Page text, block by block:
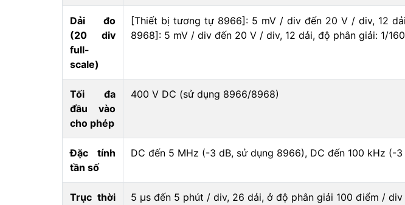
Dải đo
(20 div
full-
scale)
[Thiết bị tương tự 8966]: 5 mV / div đến 20 V / div, 12
8968]: 5 mV / div đến 20 V / div, 12 dải, độ phân giải: 1/
Tối đa
đầu vào
cho phép
400 V DC (sử dụng 8966/8968)
Đặc tính
tần số
DC đến 5 MHz (-3 dB, sử dụng 8966), DC đến 100 kHz (-
Trục thời
5 µs đến 5 phút / div, 26 dải, ở độ phân giải 100 điểm / div